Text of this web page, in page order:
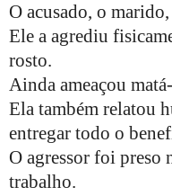
O acusado, o
Ele a agrediu
rosto.
Ainda ameaçou
Ela também relatou
entregar todo o
O agressor foi preso
trabalho.